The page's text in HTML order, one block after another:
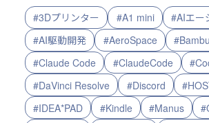
#3Dプリンター #A1 mini
#AIエー
#AI駆動開発
#AeroSpace
#Claude Code
#ClaudeCode
#DaVinci Resolve
#Discord
#IDEA*PAD
#Kindle #Manus